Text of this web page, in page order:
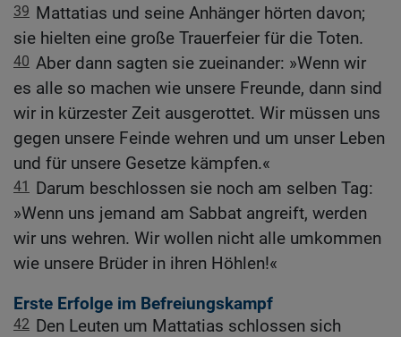
39 Mattatias und seine Anhänger hörten davon;
sie hielten eine große Trauerfeier für die Toten.
40 Aber dann sagten sie zueinander: »Wenn wir
es alle so machen wie unsere Freunde, dann sind
wir in kürzester Zeit ausgerottet. Wir müssen uns
gegen unsere Feinde wehren und um unser Leben
und für unsere Gesetze kämpfen.«
41 Darum beschlossen sie noch am selben Tag:
»Wenn uns jemand am Sabbat angreift, werden
wir uns wehren. Wir wollen nicht alle umkommen
wie unsere Brüder in ihren Höhlen!«
Erste Erfolge im Befreiungskampf
42 Den Leuten um Mattatias schlossen sich